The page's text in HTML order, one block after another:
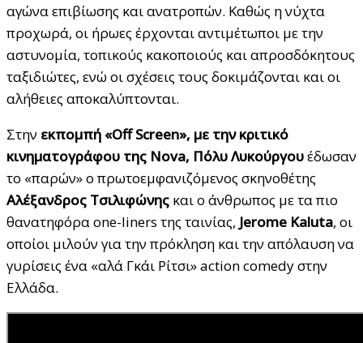
αγώνα επιβίωσης και ανατροπών. Καθώς η νύχτα
προχωρά, οι ήρωες έρχονται αντιμέτωποι με την
αστυνομία, τοπικούς κακοποιούς και απροσδόκητους
ταξιδιώτες, ενώ οι σχέσεις τους δοκιμάζονται και οι
αλήθειες αποκαλύπτονται.
Στην εκπομπή «Off Screen», με την κριτικό
κινηματογράφου της Nova, Πόλυ Λυκούργουέδωσαν
το «παρών» o πρωτοεμφανιζόμενος σκηνοθέτης
Αλέξανδρος Τσιλιφώνης και ο άνθρωπος με τα πιο
θανατηφόρα one-liners της ταινίας, Jerome Kaluta, οι
οποίοι μιλούν για την πρόκληση και την απόλαυση να
γυρίσεις ένα «αλά Γκάι Ρίτσι» action comedy στην
Ελλάδα.